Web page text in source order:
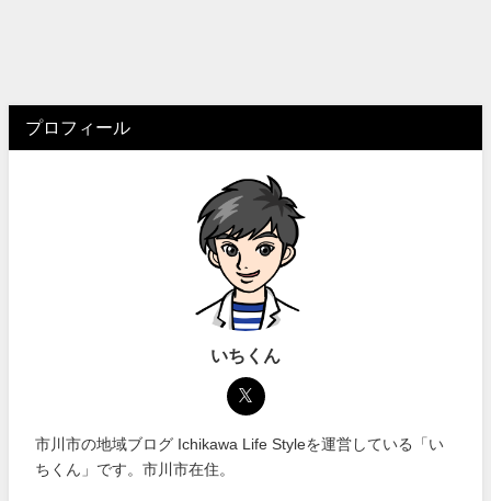
プロフィール
いちくん
市川市の地域ブログ Ichikawa Life Styleを運営している「い
ちくん」です。市川市在住。